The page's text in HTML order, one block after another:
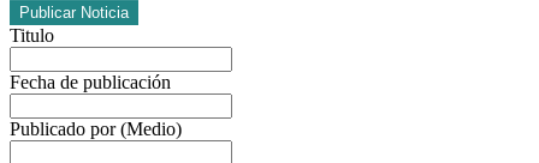
Publicar Noticia
Titulo
Fecha de publicación
Publicado por (Medio)